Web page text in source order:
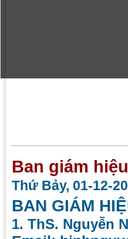
Ban giám hiệu
Thứ Bảy, 01-12-
BAN GIÁM
1. ThS. Nguyễn